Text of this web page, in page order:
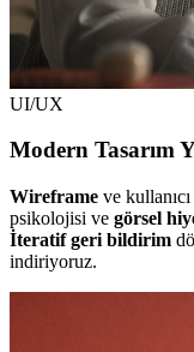
UI/UX
Modern Tasarım
Wireframe ve
psikolojisi ve görsel
İteratif geri bildirim
indiriyoruz.